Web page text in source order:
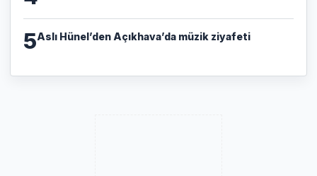
5Aslı Hünel’den Açıkhava’da müzik ziyafeti